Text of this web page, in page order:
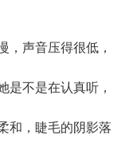
声音压得很低，
是不是在认真听，
和，睫毛的阴影落